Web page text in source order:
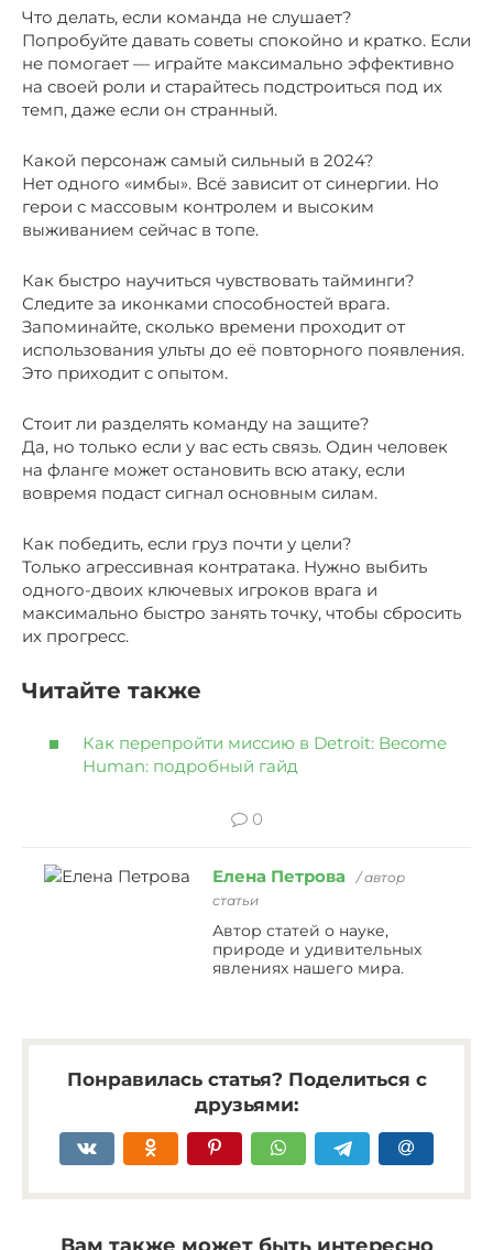
Что делать, если команда не слушает?
Попробуйте давать советы спокойно и кратко. Если
не помогает — играйте максимально эффективно
на своей роли и старайтесь подстроиться под их
темп, даже если он странный.
Какой персонаж самый сильный в 2024?
Нет одного «имбы». Всё зависит от синергии. Но
герои с массовым контролем и высоким
выживанием сейчас в топе.
Как быстро научиться чувствовать тайминги?
Следите за иконками способностей врага.
Запоминайте, сколько времени проходит от
использования ульты до её повторного появления.
Это приходит с опытом.
Стоит ли разделять команду на защите?
Да, но только если у вас есть связь. Один человек
на фланге может остановить всю атаку, если
вовремя подаст сигнал основным силам.
Как победить, если груз почти у цели?
Только агрессивная контратака. Нужно выбить
одного-двоих ключевых игроков врага и
максимально быстро занять точку, чтобы сбросить
их прогресс.
Читайте также
Как перепройти миссию в Detroit: Become
Human: подробный гайд
0
Елена Петрова
/ автор
статьи
Автор статей о науке,
природе и удивительных
явлениях нашего мира.
Понравилась статья? Поделиться с
друзьями: